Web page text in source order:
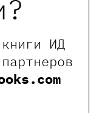
ИД
700 ₽
в наличии